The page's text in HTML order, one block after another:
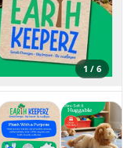
1 / 6